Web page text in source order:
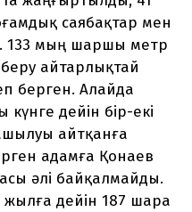
саябақтар мен
133 мың шаршы метр
айтарлықтай
берген. Алайда
дейін бір-екі
айтқанға
адамға Қонаев
әлі байқалмайды.
дейін 187 шара